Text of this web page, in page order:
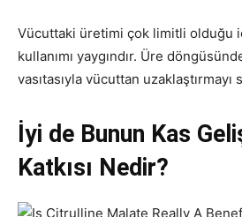
Vücuttaki üretimi çok limitli olduğu
kullanımı yaygındır. Üre
vasıtasıyla vücuttan uzaklaştırmayı
İyi de Bunun Kas
Katkısı Nedir?